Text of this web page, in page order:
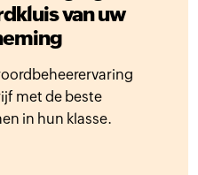
van uw
met de beste
in hun klasse.